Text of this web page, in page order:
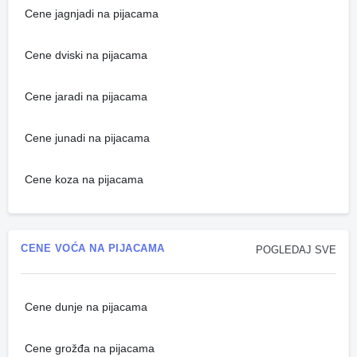
Cene jagnjadi na pijacama
Cene dviski na pijacama
Cene jaradi na pijacama
Cene junadi na pijacama
Cene koza na pijacama
POGLEDAJ SVE
CENE VOĆA NA PIJACAMA
Cene dunje na pijacama
Cene grožđa na pijacama